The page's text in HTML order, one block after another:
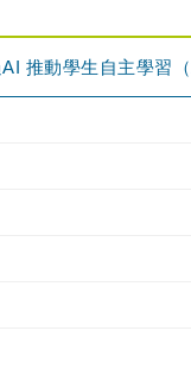
推動學生自主學習